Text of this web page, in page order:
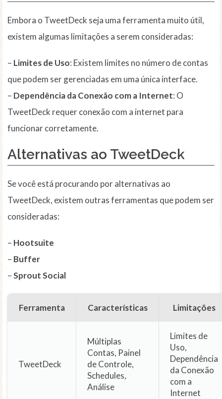
Embora o TweetDeck seja uma ferramenta muito útil,
existem algumas limitações a serem consideradas:
– Limites de Uso: Existem limites no número de contas
que podem ser gerenciadas em uma única interface.
– Dependência da Conexão com a Internet: O
TweetDeck requer conexão com a internet para
funcionar corretamente.
Alternativas ao TweetDeck
Se você está procurando por alternativas ao
TweetDeck, existem outras ferramentas que podem ser
consideradas:
– Hootsuite
– Buffer
–Sprout Social
Ferramenta Características Limitações
TweetDeck
Múltiplas
Contas, Painel
de Controle,
Schedules,
Análise
Limites de
Uso,
Dependência
da Conexão
com a
Internet